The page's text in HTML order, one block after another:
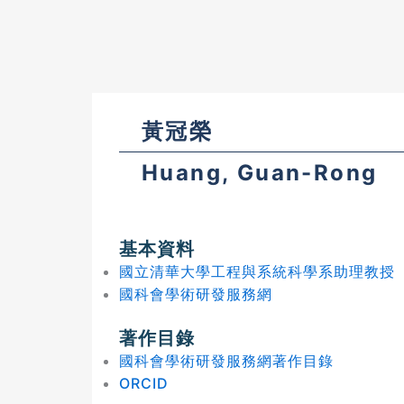
黃冠榮
Huang, Guan-Rong
基本資料
國立清華大學工程與系統科學系助理教授
國科會學術研發服務網
著作目錄
國科會學術研發服務網著作目錄
ORCID